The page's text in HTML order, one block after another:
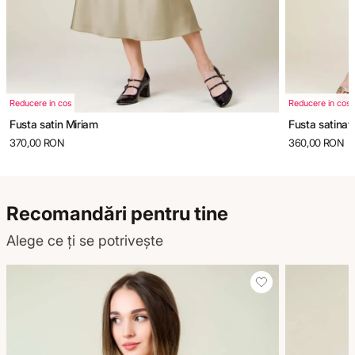
Reducere in cos
Fusta satin Miriam
370,00 RON
Reducere in cos
Fusta
360,00 RON
Recomandări pentru tine
Alege ce ți se potrivește